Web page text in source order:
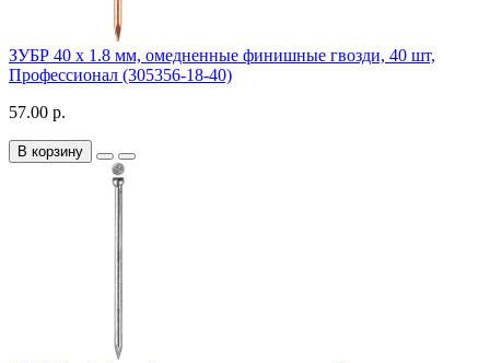
ЗУБР 40 х 1.8 мм, омедненные финишные гвозди, 40 шт,
Профессионал (305356-18-40)
57.00 р.
В корзину